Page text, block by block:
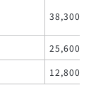
38,300円/
25,600円/
12,800円/